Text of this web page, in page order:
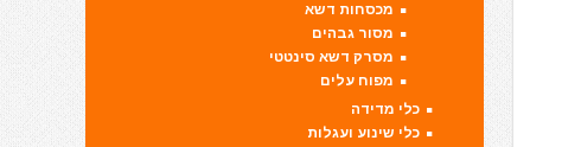
מכסחות דשא
מסור גבהים
מסרק דשא סינטטי
מפוח עלים
כלי מדידה
כלי שינוע ועגלות